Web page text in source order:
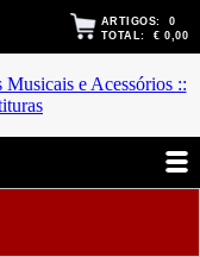
ARTIGOS: 0
TOTAL: € 0,00